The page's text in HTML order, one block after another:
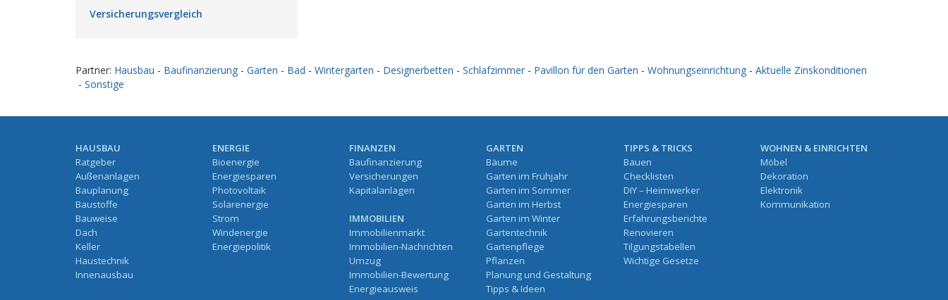
Versicherungsvergleich
Partner: Hausbau - Baufinanzierung - Garten - Bad - Wintergarten - Designerbetten - Schlafzimmer - Pavillon für den Garten - Wohnungseinrichtung - Aktuelle Zinskonditionen
- Sonstige
HAUSBAU
Ratgeber
Außenanlagen
Bauplanung
Baustoffe
Bauweise
Dach
Keller
Haustechnik
Innenausbau
ENERGIE
Bioenergie
Energiesparen
Photovoltaik
Solarenergie
Strom
Windenergie
Energiepolitik
FINANZEN
Baufinanzierung
Versicherungen
Kapitalanlagen
IMMOBILIEN
Immobilienmarkt
Immobilien-Nachrichten
Umzug
Immobilien-Bewertung
Energieausweis
GARTEN
Bäume
Garten im Frühjahr
Garten im Sommer
Garten im Herbst
Garten im Winter
Gartentechnik
Gartenpflege
Pflanzen
Planung und Gestaltung
Tipps & Ideen
TIPPS & TRICKS
Bauen
Checklisten
DIY – Heimwerker
Energiesparen
Erfahrungsberichte
Renovieren
Tilgungstabellen
Wichtige Gesetze
WOHNEN & EINRICHTEN
Möbel
Dekoration
Elektronik
Kommunikation